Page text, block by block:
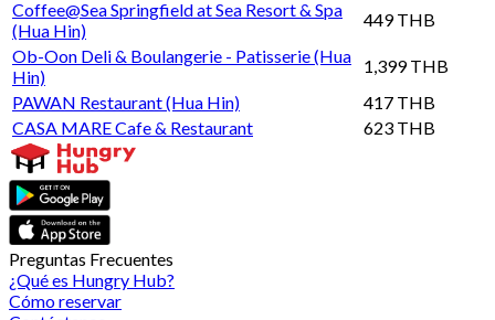
Coffee@Sea Springfield at Sea Resort & Spa
(Hua Hin)
449 THB
Ob-Oon Deli & Boulangerie - Patisserie (Hua
Hin)
1,399 THB
PAWAN Restaurant (Hua Hin)
417 THB
CASA MARE Cafe & Restaurant
623 THB
Preguntas Frecuentes
¿Qué es Hungry Hub?
Cómo reservar